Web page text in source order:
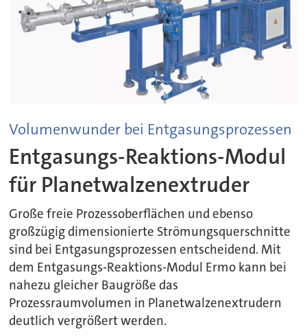
Volumenwunder bei Entgasungsprozessen
Entgasungs-Reaktions-Modul
für Planetwalzenextruder
Große freie Prozessoberflächen und ebenso
großzügig dimensionierte Strömungsquerschnitte
sind bei Entgasungsprozessen entscheidend. Mit
dem Entgasungs-Reaktions-Modul Ermo kann bei
nahezu gleicher Baugröße das
Prozessraumvolumen in Planetwalzenextrudern
deutlich vergrößert werden.